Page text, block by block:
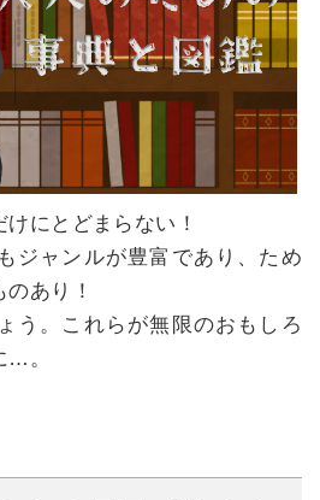
にとどまらない！
ジャンルが豊富であり、ため
あり！
う。これらが無限のおもしろ
…。